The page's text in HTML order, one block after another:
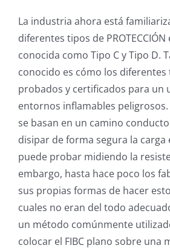
La industria ahora está
diferentes tipos de PROTECCIÓN
conocida como Tipo C y Tipo D.
conocido es cómo los diferentes
probados y certificados para un
entornos inflamables peligrosos.
se basan en un camino
disipar de forma segura la
puede probar midiendo la
embargo, hasta hace poco los
sus propias formas de hacer
cuales no eran del todo
un método comúnmente
colocar el FIBC plano sobre una